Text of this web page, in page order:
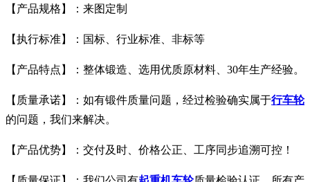
【产品规格】：来图定制
【执行标准】：国标、行业标准、非标等
【产品特点】：整体锻造、选用优质原材料、30年生产经验。
【质量承诺】：如有锻件质量问题，经过检验确实属于行车轮
的问题，我们来解决。
【产品优势】：交付及时、价格公正、工序同步追溯可控！